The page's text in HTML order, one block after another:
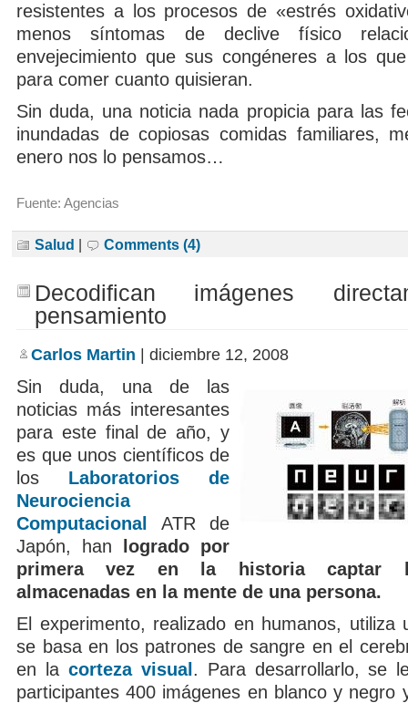
resistentes a los procesos de «estrés
menos síntomas de declive físico
envejecimiento que sus congéneres a los
para comer cuanto quisieran.
Sin duda, una noticia nada propicia para las
inundadas de copiosas comidas familiares,
enero nos lo pensamos…
Fuente: Agencias
Salud | Comments (4)
Decodifican imágenes
pensamiento
Carlos Martin | diciembre 12, 2008
Sin duda, una de las
noticias más interesantes
para este final de año, y
es que unos científicos de
los Laboratorios de
Neurociencia
Computacional
ATR de
Japón, han
logrado por
primera vez en la historia captar
almacenadas en la mente de una persona.
El experimento, realizado en humanos, utiliza
se basa en los patrones de sangre en el
en la corteza visual . Para desarrollarlo, se
participantes 400 imágenes en blanco y negro